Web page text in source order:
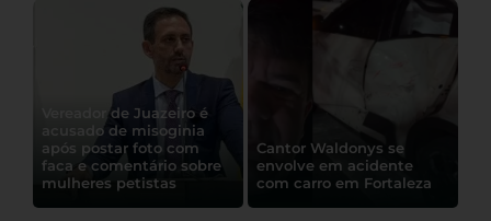
Vereador de Juazeiro é
acusado de misoginia
após postar foto com
faca e comentário sobre
mulheres petistas
Cantor Waldonys se
envolve em acidente
com carro em Fortaleza